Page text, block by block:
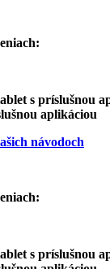
s príslušnou
aplikáciou
návodoch
s príslušnou